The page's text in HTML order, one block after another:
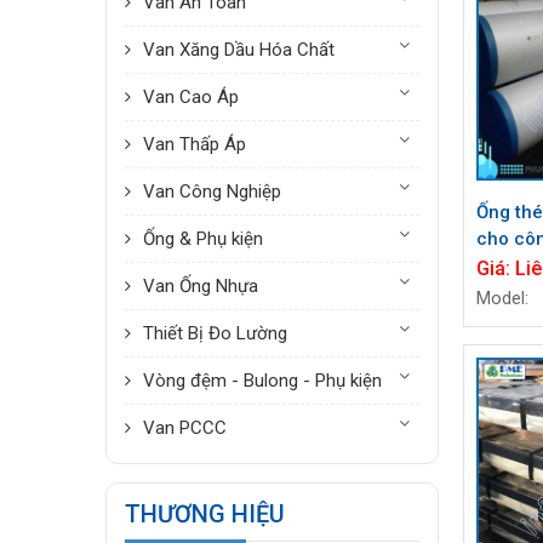
Ống
cho
Minh
Giá:
Model:
Van Xăng Dầu Hóa Chất
Van Cao Áp
Van Thấp Áp
Van Công Nghiệp
Ống & Phụ kiện
Van Ống Nhựa
Thiết Bị Đo Lường
Vòng đệm - Bulong - Phụ kiện
Van PCCC
THƯƠNG HIỆU